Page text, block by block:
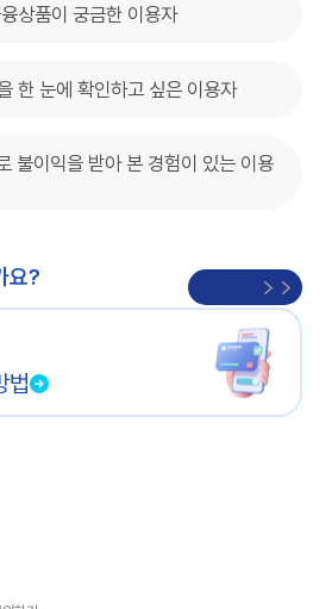
상품이 궁금한 이용자
한 눈에 확인하고 싶은 이용자
불이익을 받아 본 경험이 있는 이용
요?
이전 다음
법